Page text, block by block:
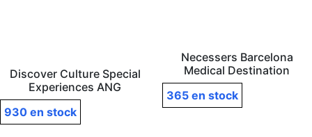
Discover Culture Special
Experiences ANG
930 en stock
Necessers Barcelona
Medical Destination
365 en stock